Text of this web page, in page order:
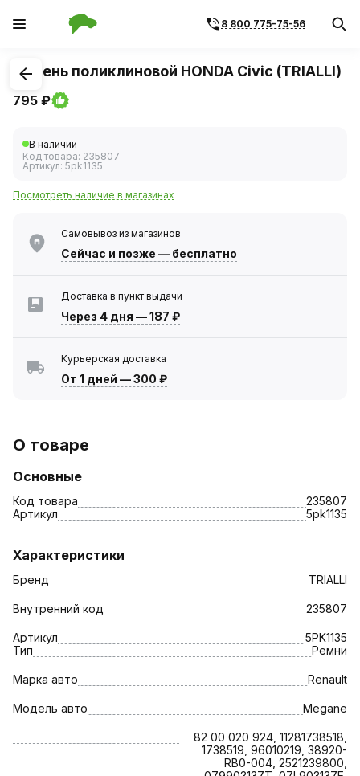
8 800 775-75-56
1/1
Ремень поликлиновой HONDA Civic (TRIALLI)
795 ₽
В наличии
Код товара: 235807
Артикул: 5pk1135
Посмотреть наличие в магазинах
Самовывоз из магазинов
Сейчас и позже — бесплатно
Доставка в пункт выдачи
Через 4 дня —187 ₽
Курьерская доставка
От 1 дней —300 ₽
О товаре
Основные
Код товара
235807
Артикул
5pk1135
Характеристики
Бренд TRIALLI
Внутренний код 235807
Артикул
5PK1135
Тип
Ремни
Марка авто Renault
Модель авто Megane
82 00 020 924, 11281738518,
1738519, 96010219, 38920-
RB0-004, 2521239800,